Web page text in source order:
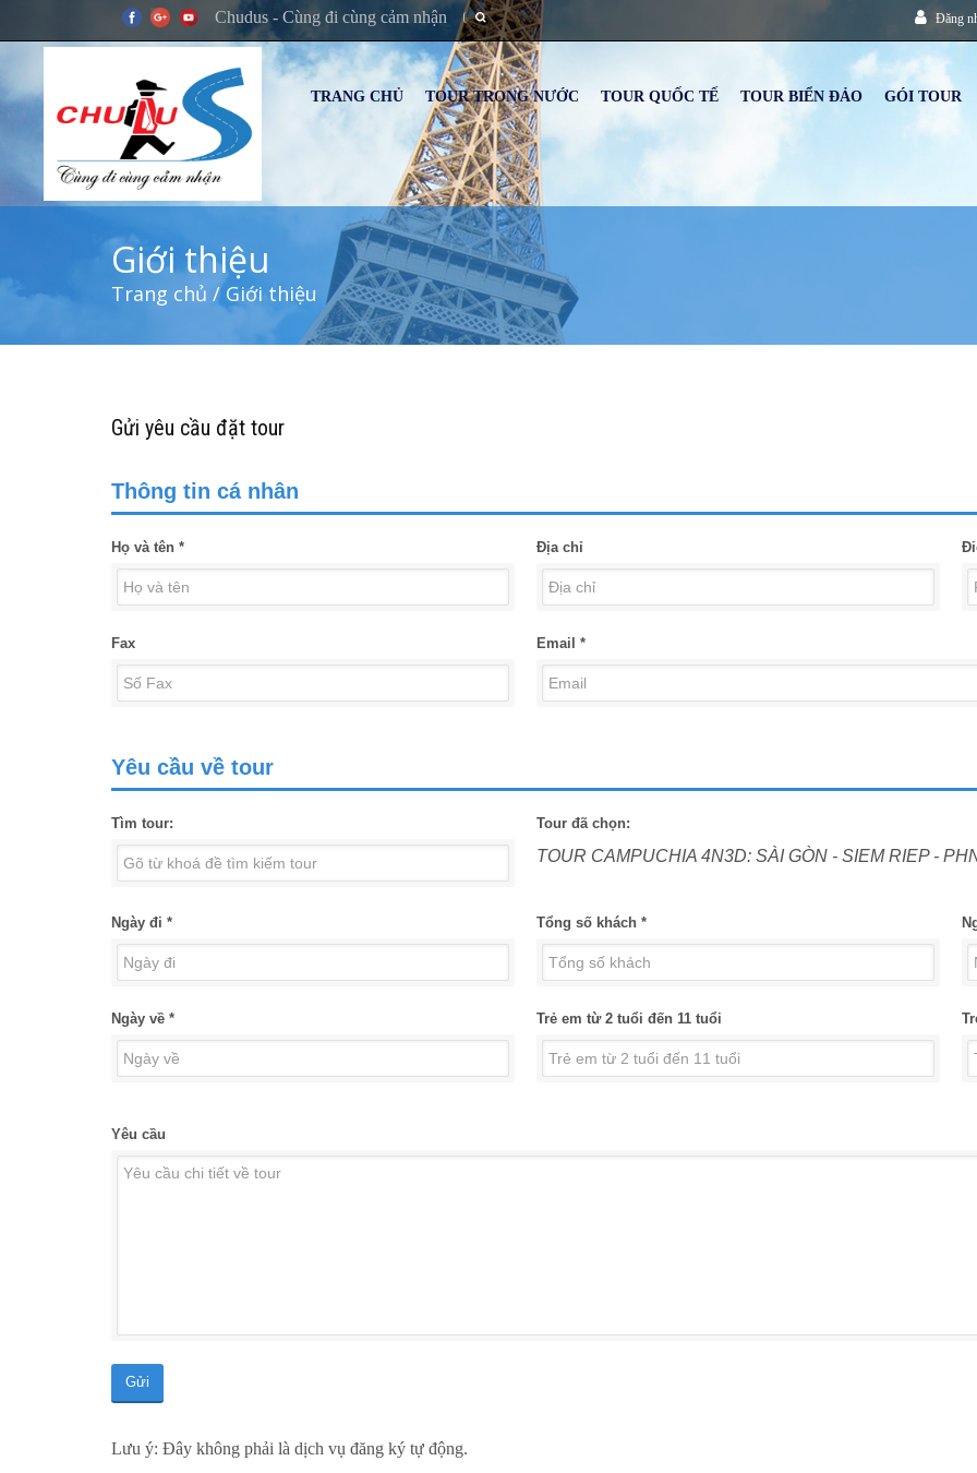
Chudus - Cùng đi cùng cảm nhận Đăng
TRANG CHỦ TOUR TRONG NƯỚC TOUR QUỐC TẾ TOUR BIỂN ĐẢO GÓI TOUR
Giới thiệu
Trang chủ / Giới thiệu
Gửi yêu cầu đặt tour
Thông tin cá nhân
Họ và tên * Địa chỉ
Fax Email *
Yêu cầu về tour
Tìm tour: Tour đã chọn:
TOUR CAMPUCHIA 4N3D: SÀI GÒN - SIEM RIEP -
Ngày đi *
Ngày về *
Tổng số khách *
Trẻ em từ 2 tuổi đến 11 tuổi
Yêu cầu
Gửi
Lưu ý: Đây không phải là dịch vụ đăng ký tự động.